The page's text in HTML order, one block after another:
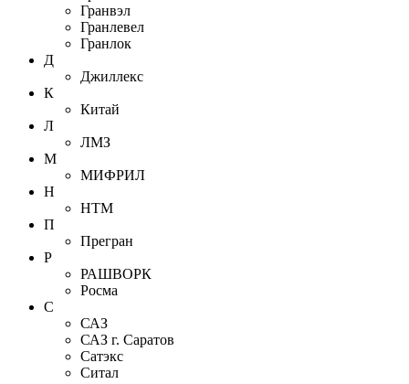
Гранвэл
Гранлевел
Гранлок
Д
Джиллекс
К
Китай
Л
ЛМЗ
М
МИФРИЛ
Н
НТМ
П
Прегран
Р
РАШВОРК
Росма
С
САЗ
САЗ г. Саратов
Сатэкс
Ситал